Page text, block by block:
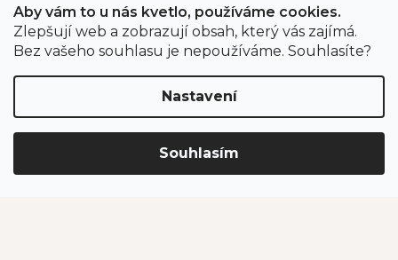
Aby vám to u nás kvetlo, používáme cookies.
Zlepšují web a zobrazují obsah, který vás zajímá.
Bez vašeho souhlasu je nepoužíváme. Souhlasíte?
Nastavení
Souhlasím
Odběr newsletteru
PŘIHLÁSIT SE